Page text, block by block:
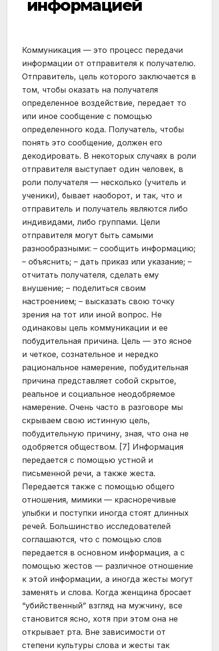
информацией
Коммуникация — это процесс передачи
информации от отправителя к получателю.
Отправитель, цель которого заключается в
том, чтобы оказать на получателя
определенное воздействие, передает то
или иное сообщение с помощью
определенного кода. Получатель, чтобы
понять это сообщение, должен его
декодировать. В некоторых случаях в роли
отправителя выступает один человек, в
роли получателя — несколько (учитель и
ученики), бывает наоборот, и так, что и
отправитель и получатель являются либо
индивидами, либо группами. Цели
отправителя могут быть самыми
разнообразными: – сообщить информацию;
– объяснить; – дать приказ или указание; –
отчитать получателя, сделать ему
внушение; – поделиться своим
настроением; – высказать свою точку
зрения на тот или иной вопрос. Не
одинаковы цель коммуникации и ее
побудительная причина. Цель — это ясное
и четкое, сознательное и нередко
рациональное намерение, побудительная
причина представляет собой скрытое,
реальное и социальное неодобряемое
намерение. Очень часто в разговоре мы
скрываем свою истинную цель,
побудительную причину, зная, что она не
одобряется обществом. [7] Информация
передается с помощью устной и
письменной речи, а также жеста.
Передается также с помощью общего
отношения, мимики — красноречивые
улыбки и поступки иногда стоят длинных
речей. Большинство исследователей
соглашаются, что с помощью слов
передается в основном информация, а с
помощью жестов — различное отношение
к этой информации, а иногда жесты могут
заменять и слова. Когда женщина бросает
“убийственный” взгляд на мужчину, все
становится ясно, хотя при этом она не
открывает рта. Вне зависимости от
степени культуры слова и жесты так